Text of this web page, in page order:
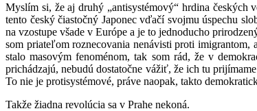
Myslím si, že aj druhý „antisystémový“ hrdina českých
tento český čiastočný Japonec vďačí svojmu úspechu
na vzostupe všade v Európe a je to jednoducho
som priateľom roznecovania nenávisti proti
stalo masovým fenoménom, tak som rád, že v
prichádzajú, nebudú dostatočne vážiť, že ich tu
To nie je protisystémové, práve naopak, takto
Takže žiadna revolúcia sa v Prahe nekoná.